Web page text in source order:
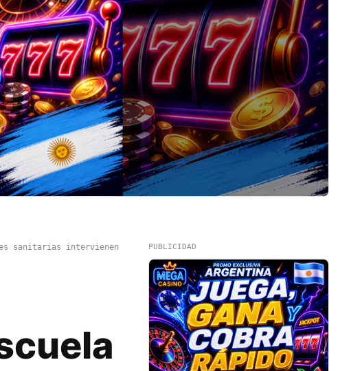
sanitarias intervienen PUBLICIDAD